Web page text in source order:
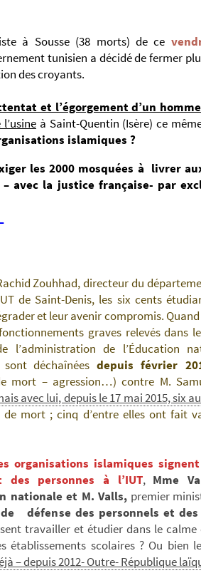
à Sousse (38 morts) de ce
tunisien a décidé de fermer
des croyants.
et l’égorgement d’un homme
à Saint-Quentin (Isère) ce
islamiques ?
les 2000 mosquées à livrer
avec la justice française- par
Zouhhad, directeur du
de Saint-Denis, les six cents
et leur avenir compromis.
graves relevés dans
l’administration de l’Éducation
sont déchaînées depuis février
mort – agression…) contre M.
avec lui, depuis le 17 mai 2015, six
de mort ; cinq d’entre elles ont fait
organisations islamiques
personnes à l’IUT, Mme
nationale et M. Valls, premier
défense des personnels et
travailler et étudier dans le
établissements scolaires ? Ou bien
– depuis 2012- Outre- République